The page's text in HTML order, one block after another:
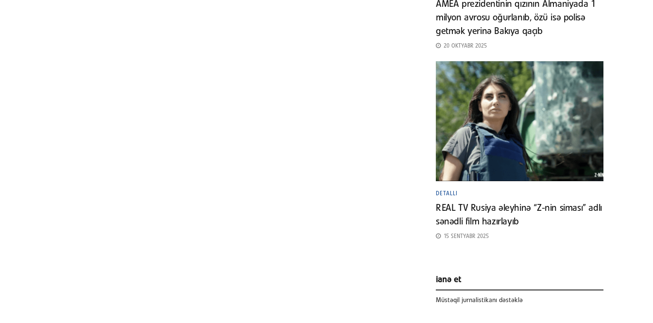
AMEA prezidentinin qızının Almaniyada 1
milyon avrosu oğurlanıb, özü isə polisə
getmək yerinə Bakıya qaçıb
20 OKTYABR 2025
DETALLI
REAL TV Rusiya əleyhinə “Z-nin siması” adlı
sənədli film hazırlayıb
15 SENTYABR 2025
ianə et
Müstəqil jurnalistikanı dəstəklə